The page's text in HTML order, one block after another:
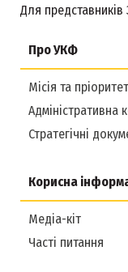
Про УКФ
Місія та
Адміністративна
Стратегічні
Корисна
Медіа-кіт
Часті питання
Для представників